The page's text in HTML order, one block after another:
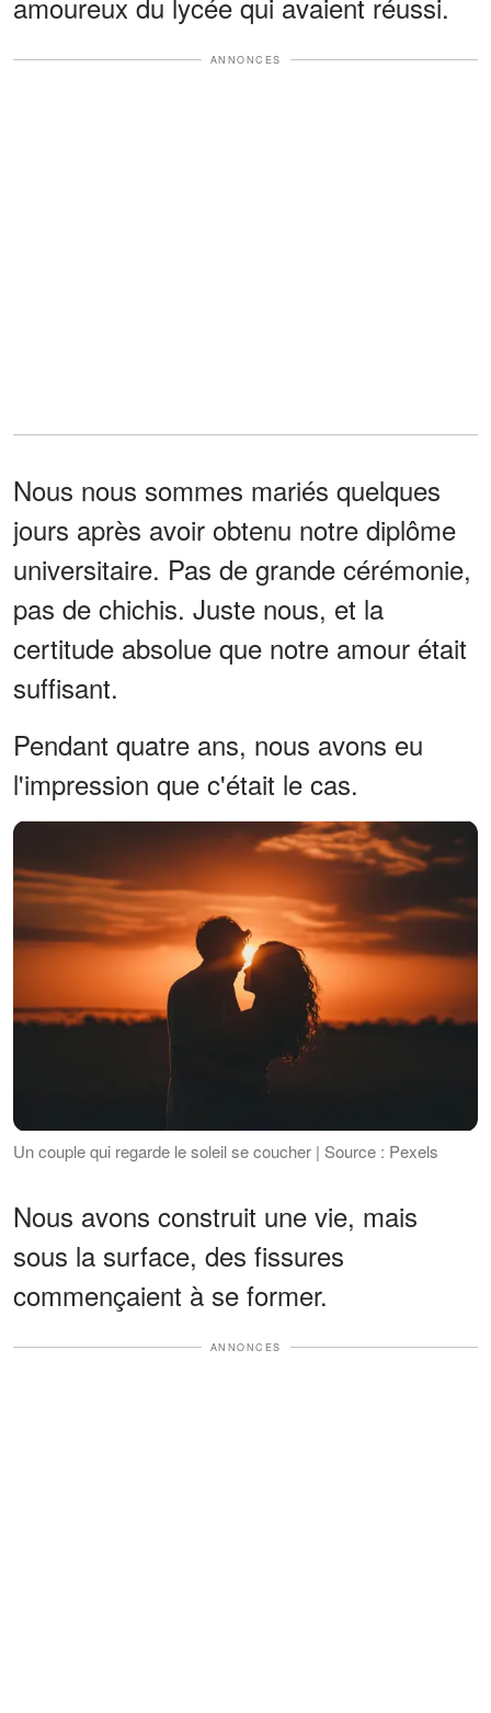
ANNONCES
Nous nous sommes mariés quelques
jours après avoir obtenu notre diplôme
universitaire. Pas de grande cérémonie,
pas de chichis. Juste nous, et la
certitude absolue que notre amour était
suffisant.
Pendant quatre ans, nous avons eu
l'impression que c'était le cas.
Un couple qui regarde le soleil se coucher | Source : Pexels
Nous avons construit une vie, mais
sous la surface, des fissures
commençaient à se former.
ANNONCES